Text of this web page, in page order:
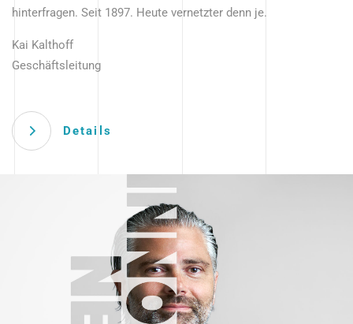
hinterfragen. Seit 1897. Heute vernetzter denn je.
Kai Kalthoff
Geschäftsleitung
Details